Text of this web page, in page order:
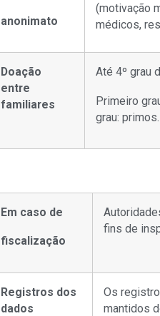
anonimato
(motivação
médicos,
Doação
entre
familiares
Até 4º grau
Primeiro
grau: primos.
Em caso de
fiscalização
fins de
Registros dos
dados
Os
mantidos